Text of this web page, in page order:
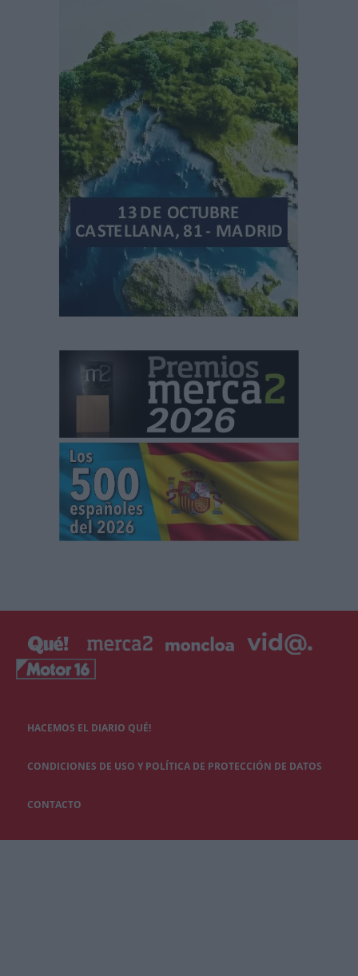
HACEMOS EL DIARIO QUÉ!
CONDICIONES DE USO Y POLÍTICA DE PROTECCIÓN DE DATOS
CONTACTO